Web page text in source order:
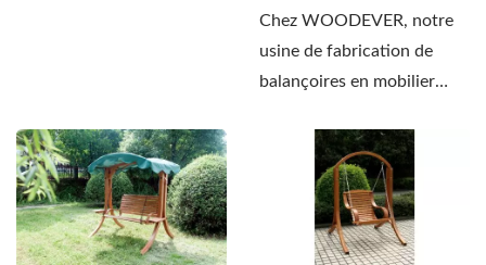
Chez WOODEVER, notre
usine de fabrication de
balançoires en mobilier